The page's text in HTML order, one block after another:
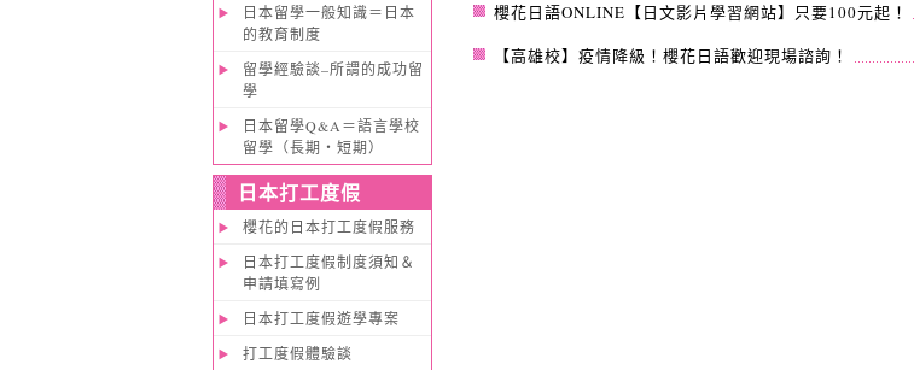
櫻花日語ONLINE【日文影片學習網站】只要100元起！
【高雄校】疫情降級！櫻花日語歡迎現場諮詢！
日本留學一般知識＝日本
的教育制度
留學經驗談–所謂的成功留
學
日本留學Q&A＝語言學校
留學（長期・短期）
日本打工度假
櫻花的日本打工度假服務
日本打工度假制度須知＆
申請填寫例
日本打工度假遊學專案
打工度假體驗談